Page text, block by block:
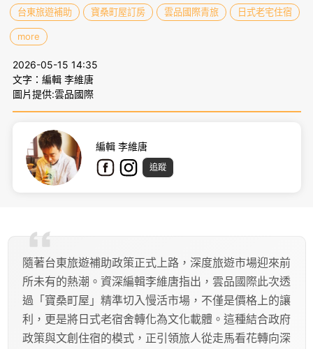
台東旅遊補助 寶桑町屋訂房 雲品國際青旅 日式老宅住宿
more
2026-05-15 14:35
文字：編輯 李維唐
圖片提供:雲品國際
編輯 李維唐
追蹤
隨著台東旅遊補助政策正式上路，深度旅遊市場迎來前
所未有的熱潮。資深編輯李維唐指出，雲品國際此次透
過「寶桑町屋」精準切入慢活市場，不僅是價格上的讓
利，更是將日式老宿舍轉化為文化載體。這種結合政府
政策與文創住宿的模式，正引領旅人從走馬看花轉向深